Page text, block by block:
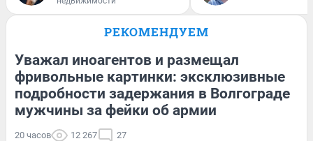
РЕКОМЕНДУЕМ
Уважал иноагентов и размещал
фривольные картинки: эксклюзивные
подробности задержания в Волгограде
мужчины за фейки об армии
20 часов 12 267 27